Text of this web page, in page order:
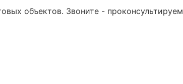
объектов. Звоните - проконсультируем